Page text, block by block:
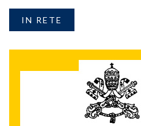
IN RETE